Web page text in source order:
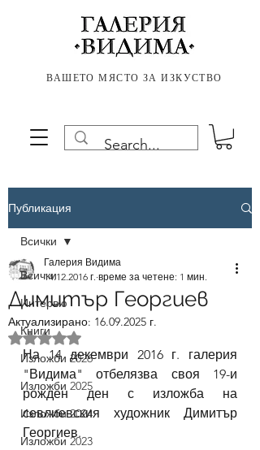
ВАШЕТО МЯСТО ЗА ИЗКУСТВО
Публикация
Всички
Интервю
Книги
Изложби 2026
Изложби 2025
Изложби 2024
Изложби 2023
Всички
Димитър Георгиев
Галерия Видима
14.12.2016 г. време за четене: 1 мин.
Актуализирано: 16.09.2025 г.
Оценено с NaN от 5 звезди.
На 14 декември 2016 г. галерия
"Видима" отбелязва своя 19-и
рожден ден с изложба на
севлиевския художник Димитър
Георгиев.